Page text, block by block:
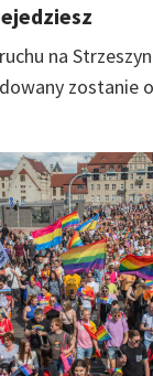
na
zostanie